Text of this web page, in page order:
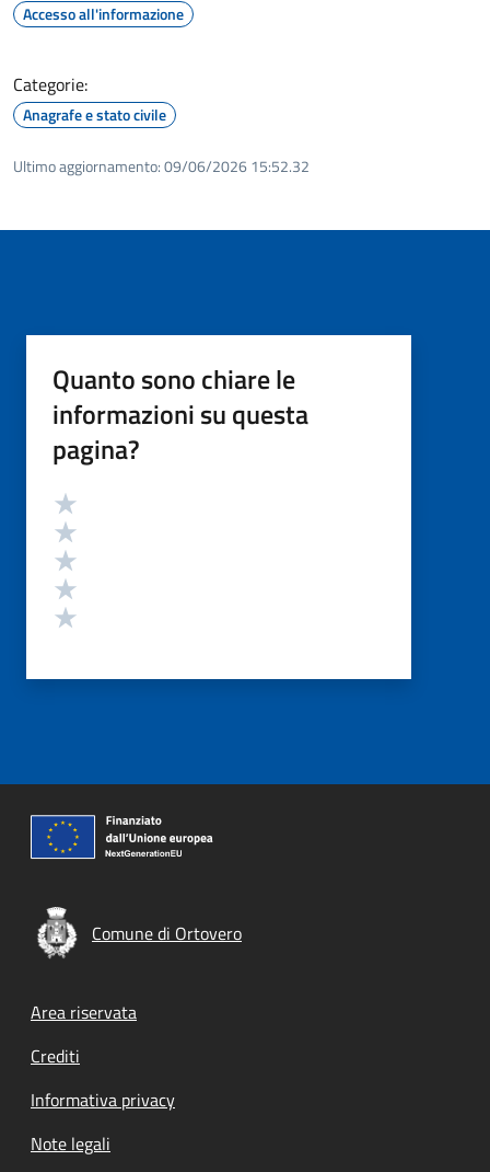
Accesso all'informazione
Categorie:
Anagrafe e stato civile
Ultimo aggiornamento:09/06/2026 15:52.32
Quanto sono chiare le
informazioni su questa
pagina?
Valutazione
Comune di Ortovero
Footer menu
Area riservata
Crediti
Informativa privacy
Note legali